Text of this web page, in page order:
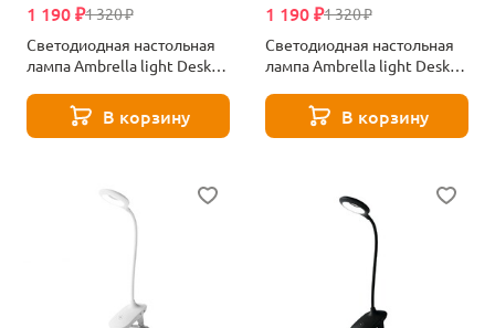
1 320 ₽
1 190 ₽
Светодиодная настольная
лампа Ambrella light Desk
В корзину
1 320 ₽
1 190 ₽
Светодиодная настольная
лампа Ambrella light Desk
В корзину